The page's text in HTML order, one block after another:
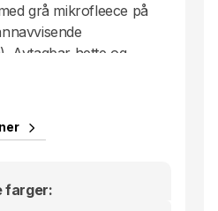
grå mikrofleece på
Avtagbar hette og
Elastisk snøring i
og frontlomme,
farger: